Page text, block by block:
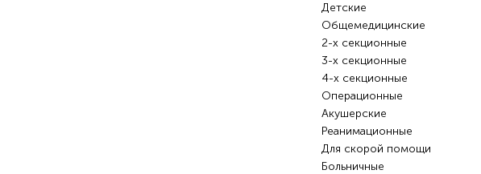
Детские
Общемедицинские
2-х секционные
3-х секционные
4-х секционные
Операционные
Акушерские
Реанимационные
Для скорой помощи
Больничные